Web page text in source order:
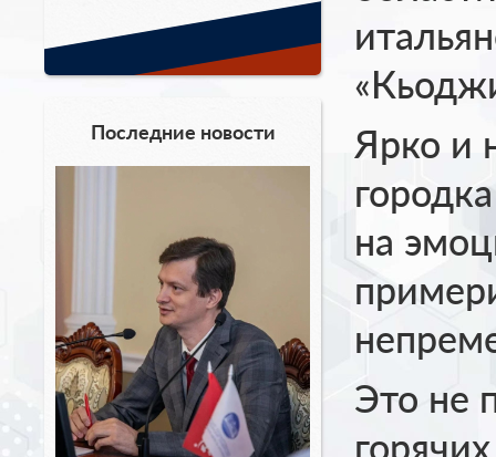
Последние новости
Ярко и
на
Это не